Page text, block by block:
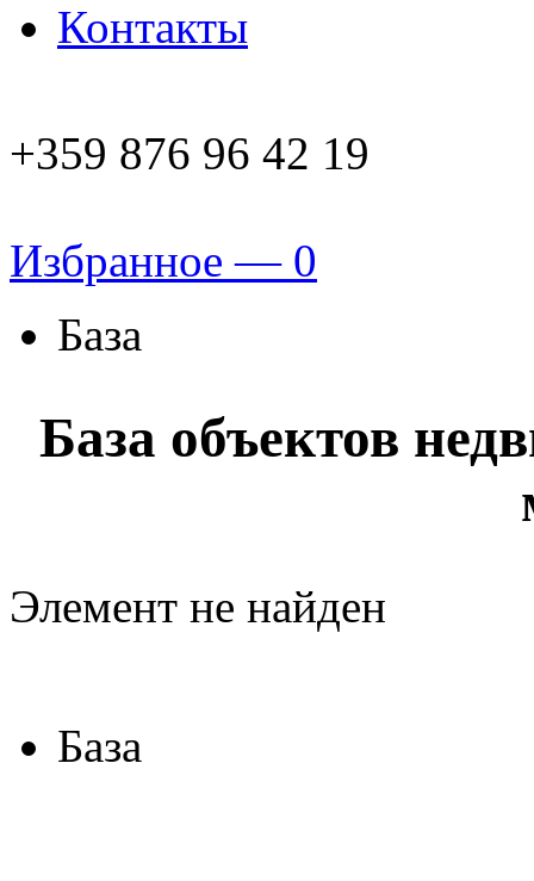
Контакты
+359 876 96 42 19
Избранное — 0
База
База объектов
Элемент не найден
База